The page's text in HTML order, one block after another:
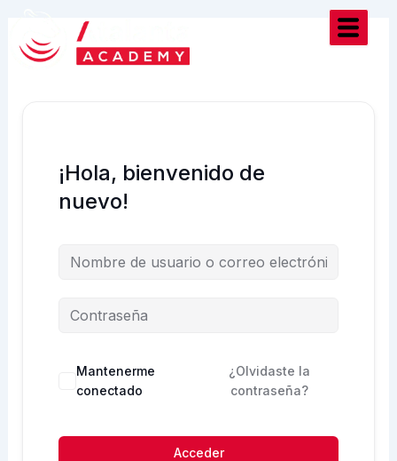
contenido
¡Hola, bienvenido de
nuevo!
Mantenerme
conectado
¿Olvidaste la
contraseña?
Acceder